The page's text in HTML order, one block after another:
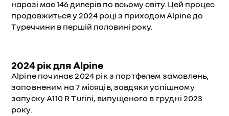
наразі має 146 дилерів по всьому світу. Цей процес
продовжиться у 2024 році з приходом Alpine до
Туреччини в першій половині року.
2024 рік для Alpine
Alpine починає 2024 рік з портфелем замовлень,
заповненим на 7 місяців, завдяки успішному
запуску A110 R Turini, випущеного в грудні 2023
року.